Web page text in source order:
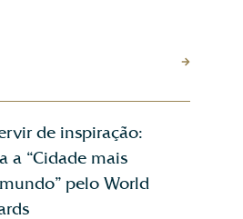
de inspiração:
a “Cidade mais
pelo World